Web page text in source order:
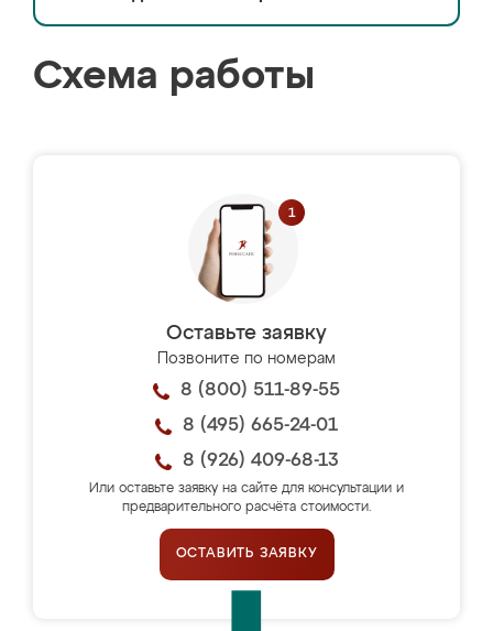
Схема работы
Оставьте заявку
Позвоните по номерам
8 (800) 511-89-55
8 (495) 665-24-01
8 (926) 409-68-13
Или оставьте заявку на сайте для консультации и
предварительного расчёта стоимости.
ОСТАВИТЬ ЗАЯВКУ